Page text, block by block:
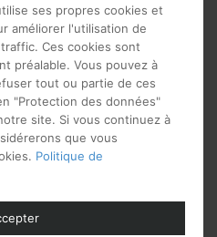
plateaux en rotin
Dimensions: Longueur: 110 cm
x Largeur: 60 cm x hauteur: 46
cm Trente couleurs au choix
Délais de livraison
: 4 à 6 semaines
ses propres cookies et
améliorer l'utilisation de
Ces cookies sont
préalable. Vous pouvez à
tout ou partie de ces
"Protection des données"
site. Si vous continuez à
que vous
Politique de